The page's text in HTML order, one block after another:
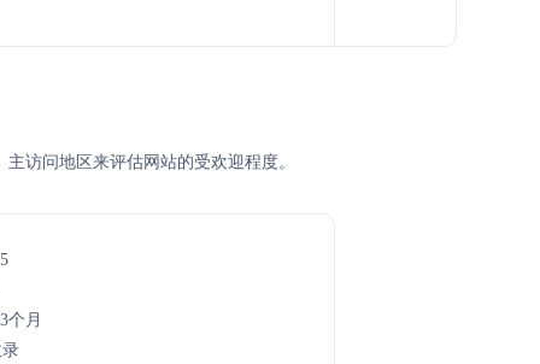
访问地区来评估网站的受欢迎程度。
5
个月